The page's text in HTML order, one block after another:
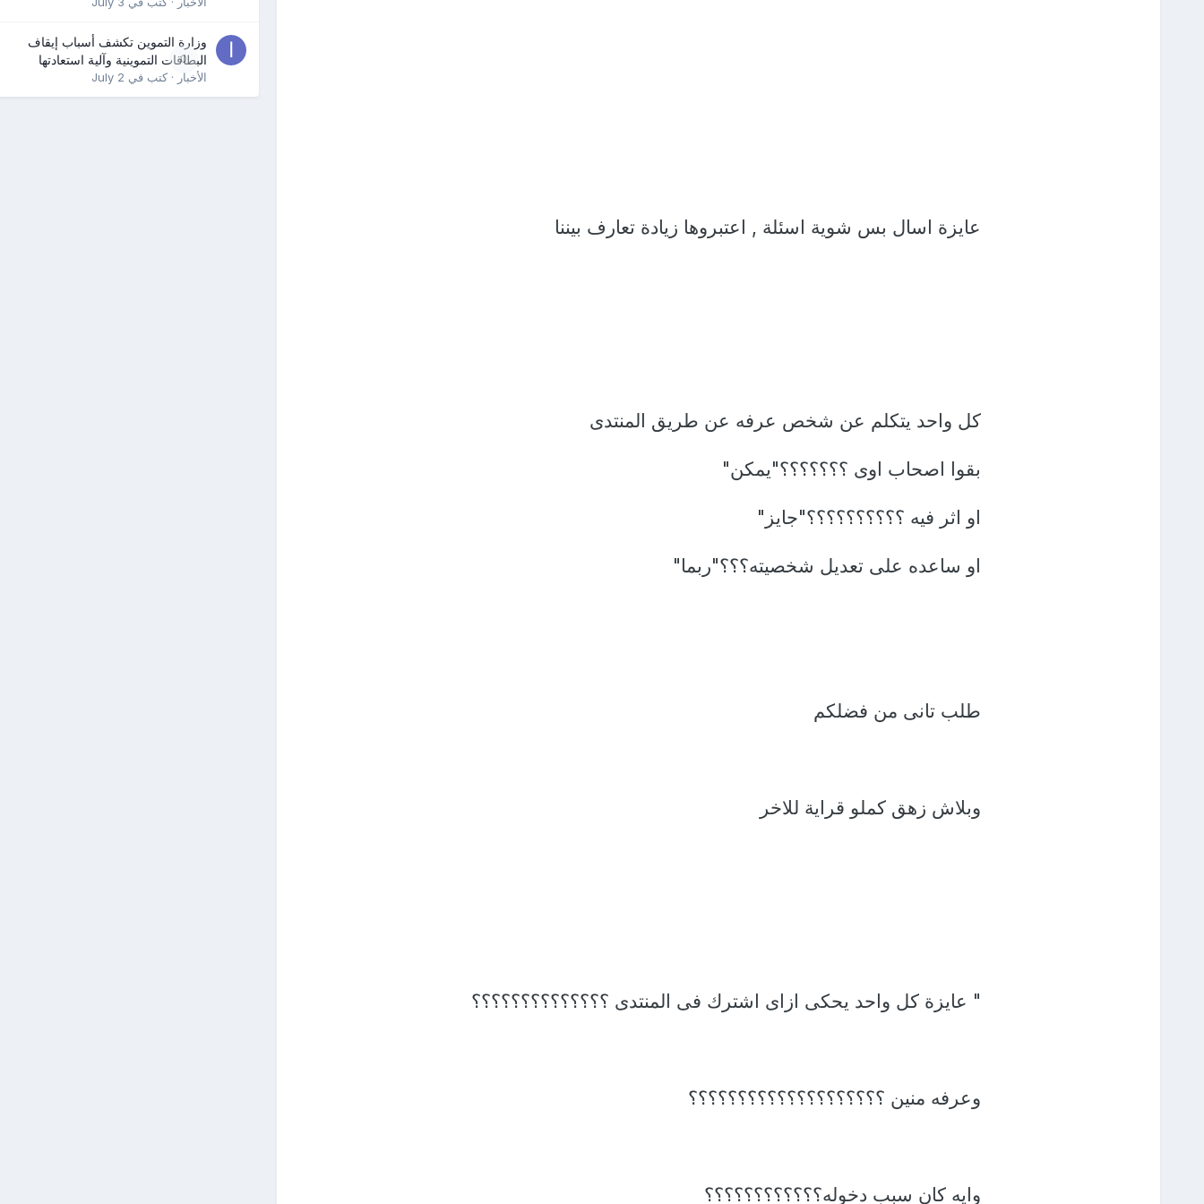
عايزة اسال بس شوية اسئلة , اعتبروها زيادة تعارف بيننا
كل واحد يتكلم عن شخص عرفه عن طريق المنتدى
بقوا اصحاب اوى ؟؟؟؟؟؟؟"يمكن"
او اثر فيه ؟؟؟؟؟؟؟؟؟؟"جايز"
او ساعده على تعديل شخصيته؟؟؟"ربما"
طلب تانى من فضلكم
وبلاش زهق كملو قراية للاخر
" عايزة كل واحد يحكى ازاى اشترك فى المنتدى ؟؟؟؟؟؟؟؟؟؟؟؟؟؟
وعرفه منين ؟؟؟؟؟؟؟؟؟؟؟؟؟؟؟؟؟؟؟؟
وايه كان سبب دخوله؟؟؟؟؟؟؟؟؟؟؟؟
0
وزارة التموين تكشف أسباب إيقاف
البطاقات التموينية وآلية استعادتها
الأخبار · كتب في July 2